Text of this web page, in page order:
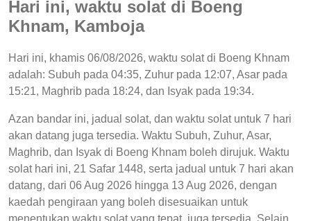
Hari ini, waktu solat di Boeng
Khnam, Kamboja
Hari ini, khamis 06/08/2026, waktu solat di Boeng Khnam
adalah: Subuh pada 04:35, Zuhur pada 12:07, Asar pada
15:21, Maghrib pada 18:24, dan Isyak pada 19:34.
Azan bandar ini, jadual solat, dan waktu solat untuk 7 hari
akan datang juga tersedia. Waktu Subuh, Zuhur, Asar,
Maghrib, dan Isyak di Boeng Khnam boleh dirujuk. Waktu
solat hari ini, 21 Safar 1448, serta jadual untuk 7 hari akan
datang, dari 06 Aug 2026 hingga 13 Aug 2026, dengan
kaedah pengiraan yang boleh disesuaikan untuk